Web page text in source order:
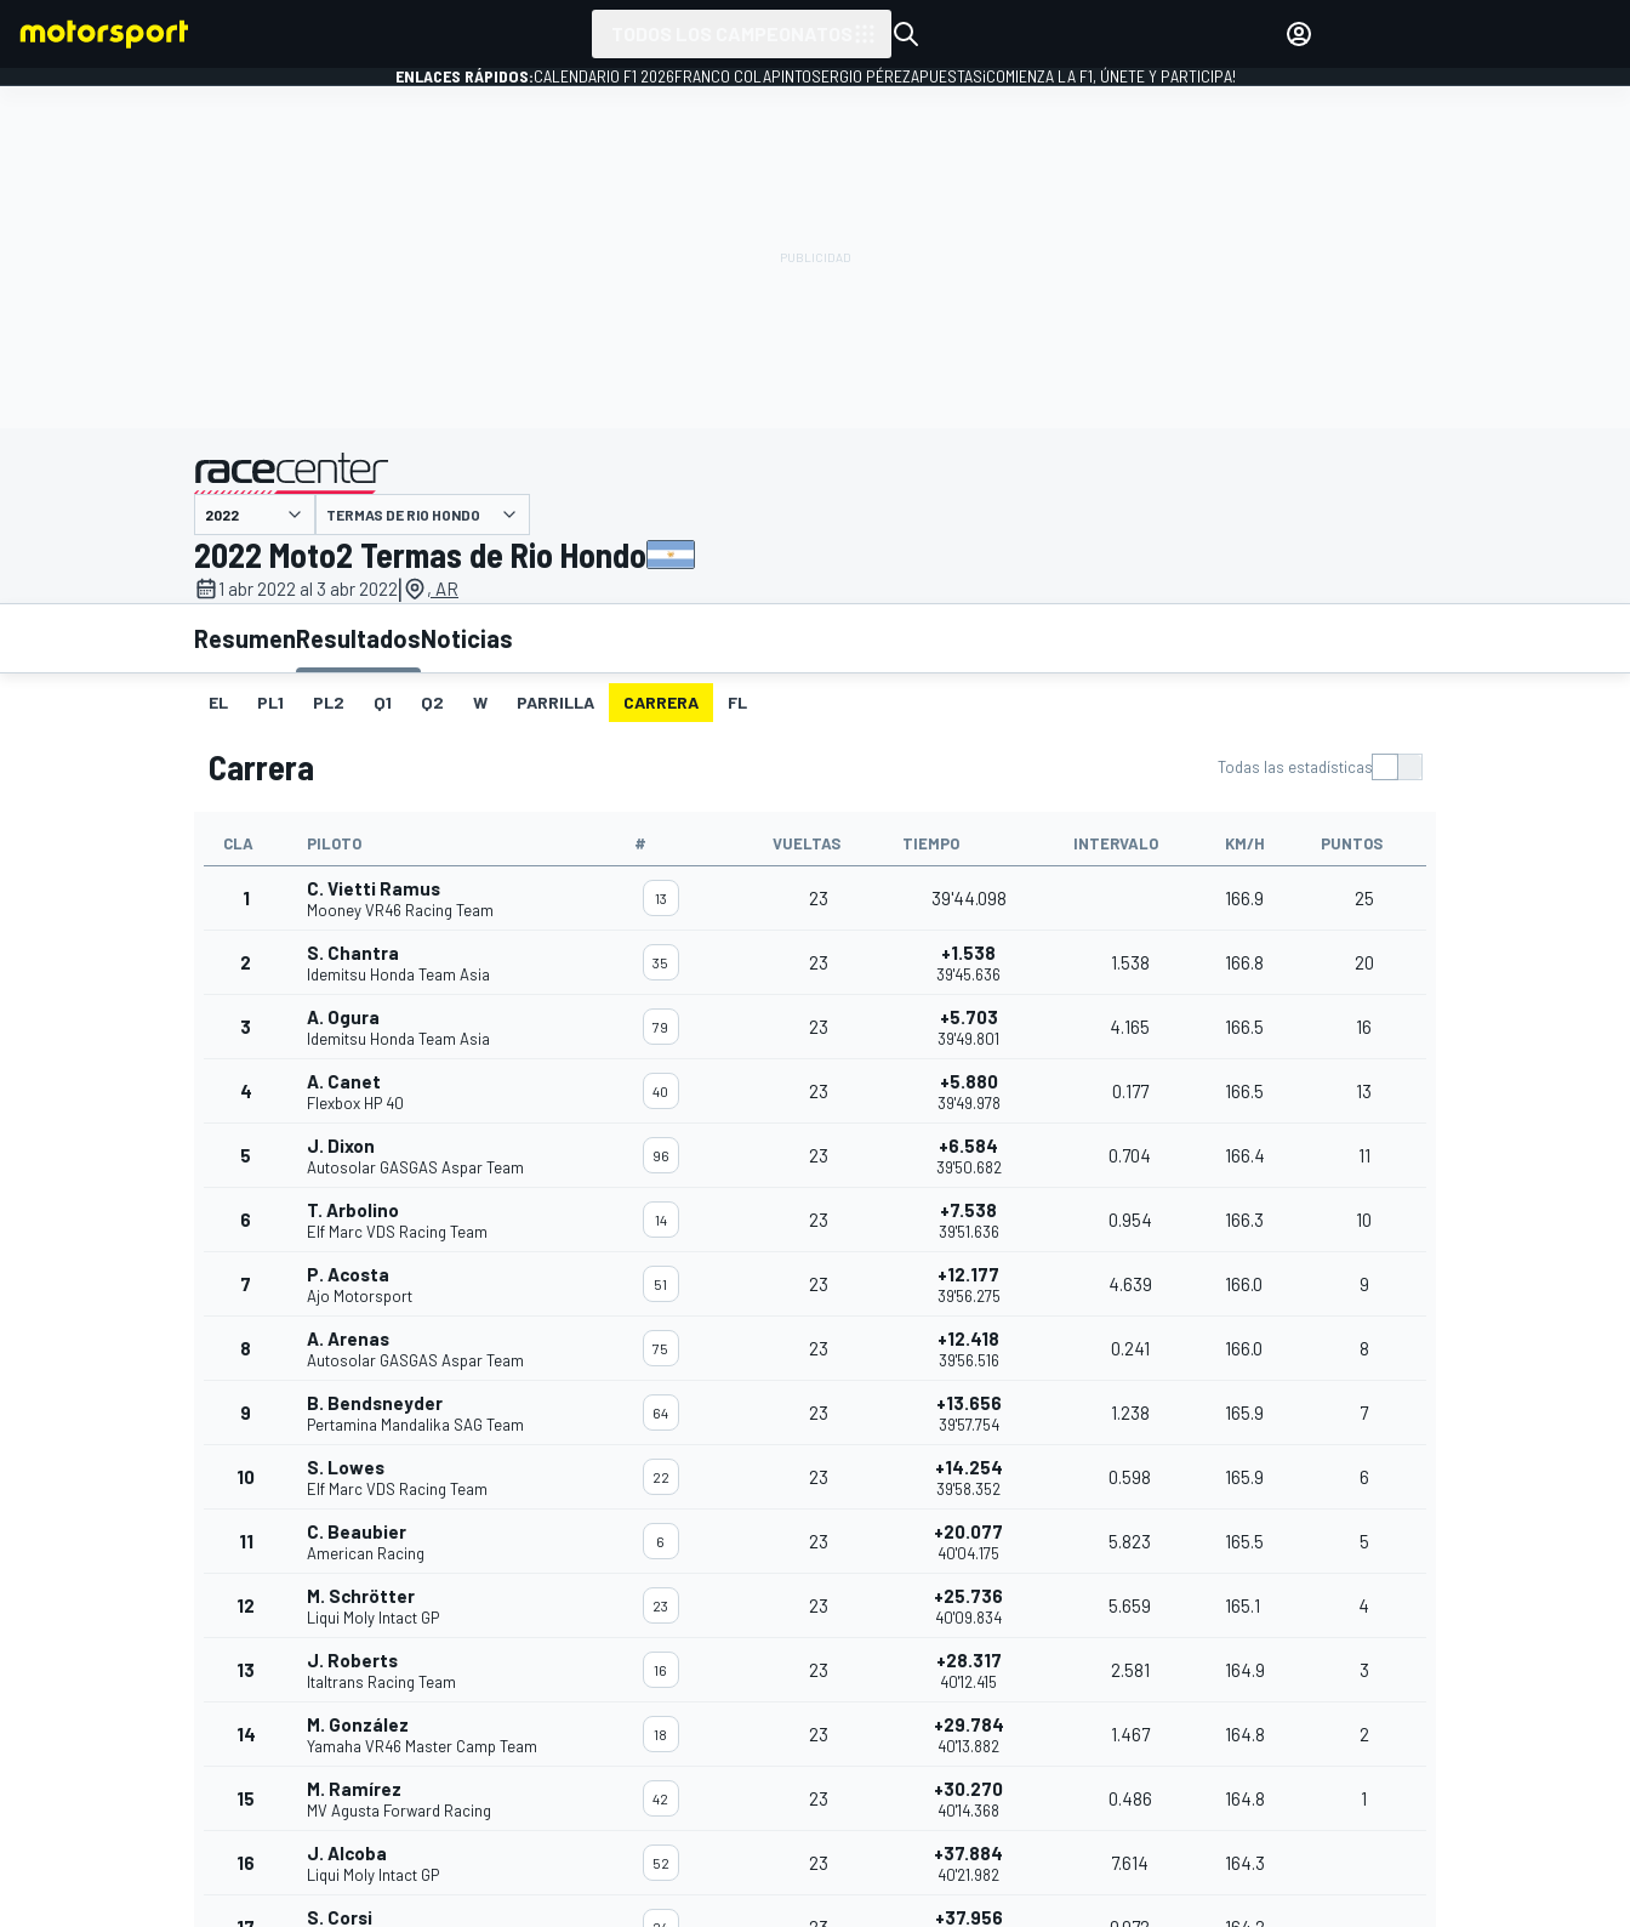
INDYCAR
FÓRMULA E
INICIAR SESIÓN
ENLACES RÁPIDOS:CALENDARIO F1 2026FRANCO COLAPINTOSERGIO PÉREZAPUESTAS¡COMIENZA LA F1, ÚNETE Y PARTICIPA!
presentado por
TERMAS DE RIO HONDO
2022 Moto2 Termas de Rio Hondo
1 abr 2022 al 3 abr 2022| , AR
ResumenResultadosNoticias
EL PL1 PL2 Q1 Q2 W PARRILLA CARRERA FL
Carrera Todas las estadísticas
CLA PILOTO # VUELTAS TIEMPO INTERVALO KM/H PUNTOS
1 C. Vietti Ramus
Mooney VR46 Racing Team
13 23 39'44.098 166.9 25
2 S. Chantra
Idemitsu Honda Team Asia
35 23 +1.538
39'45.636
1.538 166.8 20
3 A. Ogura
Idemitsu Honda Team Asia
79 23 +5.703
39'49.801
4.165 166.5 16
4 A. Canet
Flexbox HP 40
40 23 +5.880
39'49.978
0.177 166.5 13
5 J. Dixon
Autosolar GASGAS Aspar Team
96 23 +6.584
39'50.682
0.704 166.4 11
6 T. Arbolino
Elf Marc VDS Racing Team
14 23 +7.538
39'51.636
0.954 166.3 10
7 P. Acosta
Ajo Motorsport
51 23 +12.177
39'56.275
4.639 166.0 9
8 A. Arenas
Autosolar GASGAS Aspar Team
75 23 +12.418
39'56.516
0.241 166.0 8
9 B. Bendsneyder
Pertamina Mandalika SAG Team
64 23 +13.656
39'57.754
1.238 165.9 7
10 S. Lowes
Elf Marc VDS Racing Team
22 23 +14.254
39'58.352
0.598 165.9 6
11 C. Beaubier
American Racing
6 23 +20.077
40'04.175
5.823 165.5 5
12 M. Schrötter
Liqui Moly Intact GP
23 23 +25.736
40'09.834
5.659 165.1 4
13 J. Roberts
Italtrans Racing Team
16 23 +28.317
40'12.415
2.581 164.9 3
14 M. González
Yamaha VR46 Master Camp Team
18 23 +29.784
40'13.882
1.467 164.8 2
15 M. Ramírez
MV Agusta Forward Racing
42 23 +30.270
40'14.368
0.486 164.8 1
16 J. Alcoba
Liqui Moly Intact GP
52 23 +37.884
40'21.982
7.614 164.3
S. Corsi +37.956